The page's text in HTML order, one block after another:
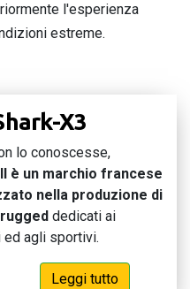
l'esperienza
estreme.
X3
lo conoscesse,
è un marchio francese
nella produzione di
dedicati ai
ed agli sportivi.
Leggi tutto